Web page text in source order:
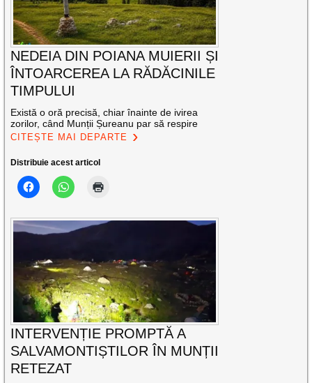
NEDEIA DIN POIANA MUIERII ȘI
ÎNTOARCEREA LA RĂDĂCINILE
TIMPULUI
Există o oră precisă, chiar înainte de ivirea
zorilor, când Munții Șureanu par să respire
CITEȘTE MAI DEPARTE
Distribuie acest articol
INTERVENȚIE PROMPTĂ A
SALVAMONTIȘTILOR ÎN MUNȚII
RETEZAT